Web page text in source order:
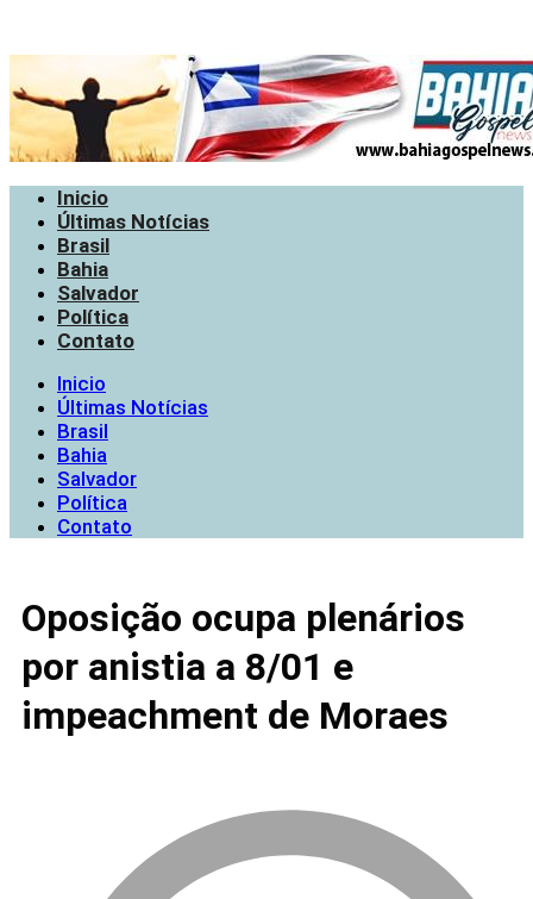
Inicio
Últimas Notícias
Brasil
Bahia
Salvador
Política
Contato
Inicio
Últimas Notícias
Brasil
Bahia
Salvador
Política
Contato
Oposição ocupa plenários
por anistia a 8/01 e
impeachment de Moraes